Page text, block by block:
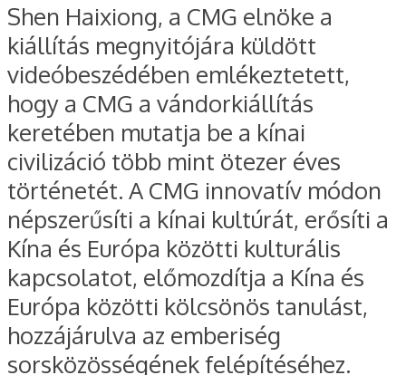
Shen Haixiong, a CMG elnöke a
kiállítás megnyitójára küldött
videóbeszédében emlékeztetett,
hogy a CMG a vándorkiállítás
keretében mutatja be a kínai
civilizáció több mint ötezer éves
történetét. A CMG innovatív módon
népszerűsíti a kínai kultúrát, erősíti a
Kína és Európa közötti kulturális
kapcsolatot, előmozdítja a Kína és
Európa közötti kölcsönös tanulást,
hozzájárulva az emberiség
sorsközösségének felépítéséhez.